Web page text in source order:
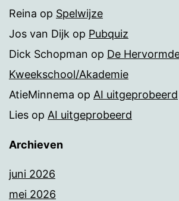
Reina op Spelwijze
Jos van Dijk op Pubquiz
Dick Schopman op De
Kweekschool/Akademie
AtieMinnema op AI uitgeprobeerd
Lies op AI uitgeprobeerd
Archieven
juni 2026
mei 2026